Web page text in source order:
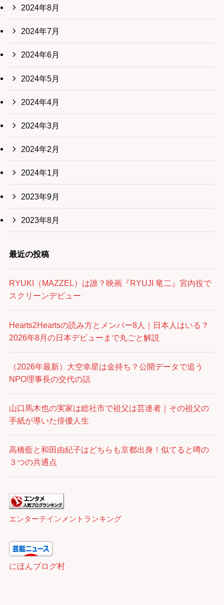
2024年8月
2024年7月
2024年6月
2024年5月
2024年4月
2024年3月
2024年2月
2024年1月
2023年9月
2023年8月
最近の投稿
RYUKI（MAZZEL）は誰？映画『RYUJI 竜二』宮内役で
スクリーンデビュー
Hearts2Heartsの読み方とメンバー8人｜日本人はいる？
2026年8月の日本デビューまで丸ごと解説
（2026年最新）大空幸星は金持ち？公開データで追う
NPO理事長の交代の話
山口馬木也の実家は総社市で祖父は芸達者｜その祖父の
手紙が導いた俳優人生
高橋藍と和田由紀子はどちらも京都出身！似てると噂の
３つの共通点
エンターテインメントランキング
にほんブログ村